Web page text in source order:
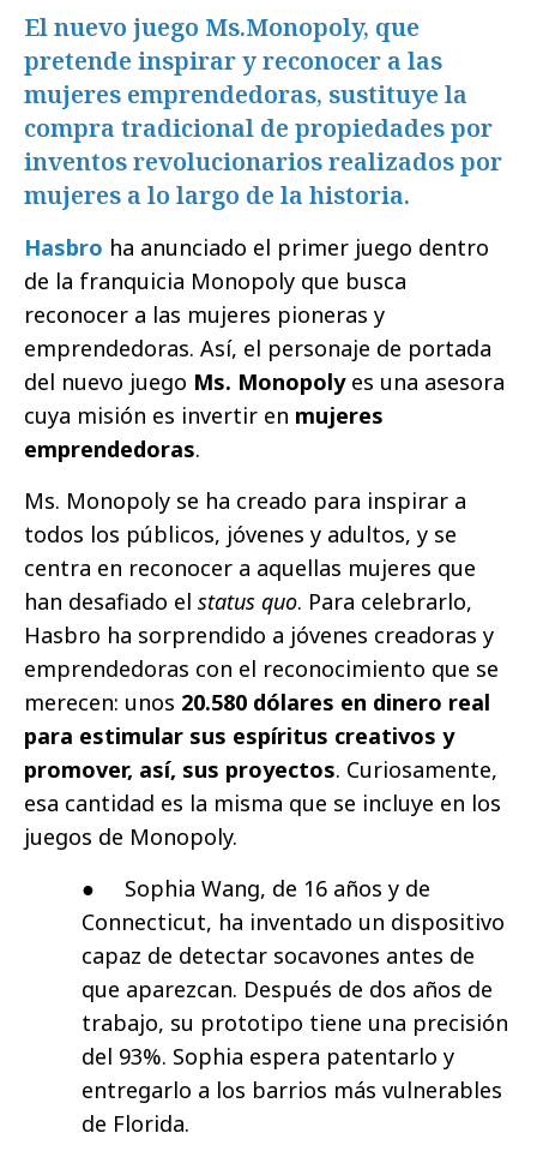
El nuevo juego Ms.Monopoly, que
pretende inspirar y reconocer a las
mujeres emprendedoras, sustituye la
compra tradicional de propiedades por
inventos revolucionarios realizados por
mujeres a lo largo de la historia.
Hasbro ha anunciado el primer juego dentro
de la franquicia Monopoly que busca
reconocer a las mujeres pioneras y
emprendedoras. Así, el personaje de portada
del nuevo juego Ms. Monopoly es una asesora
cuya misión es invertir en mujeres
emprendedoras.
Ms. Monopoly se ha creado para inspirar a
todos los públicos, jóvenes y adultos, y se
centra en reconocer a aquellas mujeres que
han desafiado el status quo. Para celebrarlo,
Hasbro ha sorprendido a jóvenes creadoras y
emprendedoras con el reconocimiento que se
merecen: unos 20.580 dólares en dinero real
para estimular sus espíritus creativos y
promover, así, sus proyectos. Curiosamente,
esa cantidad es la misma que se incluye en los
juegos de Monopoly.
● Sophia Wang, de 16 años y de
Connecticut, ha inventado un dispositivo
capaz de detectar socavones antes de
que aparezcan. Después de dos años de
trabajo, su prototipo tiene una precisión
del 93%. Sophia espera patentarlo y
entregarlo a los barrios más vulnerables
de Florida.